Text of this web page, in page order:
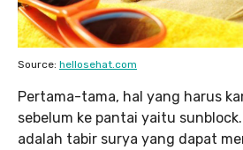
Source: hellosehat.com
Pertama-tama, hal yang harus
sebelum ke pantai yaitu
adalah tabir surya yang dapat